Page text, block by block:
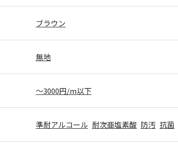
ブラウン
無地
～3000円/m以下
準耐アルコール 耐次亜塩素酸 防汚 抗菌